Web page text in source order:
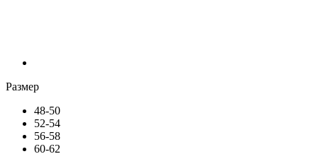
Размер
48-50
52-54
56-58
60-62